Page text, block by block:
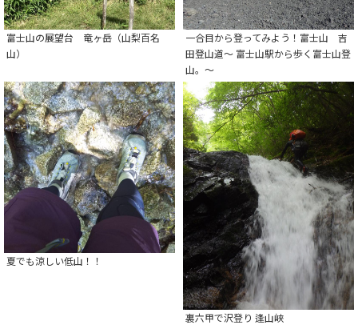
富士山の展望台 竜ヶ岳（山梨百名
山）
一合目から登ってみよう！富士山 吉
田登山道～ 富士山駅から歩く富士山登
山。～
夏でも涼しい低山！！
裏六甲で沢登り 逢山峡